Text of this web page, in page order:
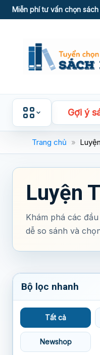
Skip
to
Miễn phí tư vấn chọn
Gợi ý
Trang chủ »
Luyện
Khám phá các
dễ so sánh và
Bộ lọc nhanh
Tất cả
Newshop